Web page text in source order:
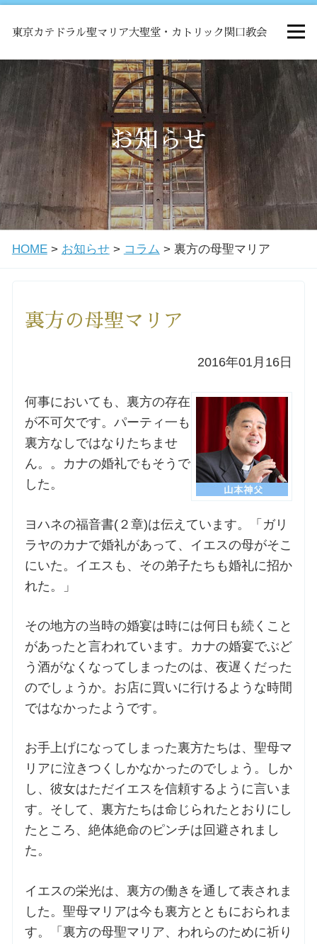
東京カテドラル聖マリア大聖堂・カトリック関口教会
HOME
ミサ
お知らせ
関口教会について
教会学校・中高生会
小池神父の講座
森田神父の講座
教区カテキスタの講座
三田助祭の講座
オルガンメディテーション
お問合せ
交通・アクセス
ご利用にあたって
交通・アクセス
お知らせ
HOME> お知らせ> コラム > 裏方の母聖マリア
裏方の母聖マリア
2016年01月16日
何事においても、裏方の存在
が不可欠です。パーティ一も
裏方なしではなりたちませ
ん。。カナの婚礼でもそうで
した。
ヨハネの福音書(２章)は伝えています。「ガリ
ラヤのカナで婚礼があって、イエスの母がそこ
にいた。イエスも、その弟子たちも婚礼に招か
れた。」
その地方の当時の婚宴は時には何日も続くこと
があったと言われています。カナの婚宴でぶど
う酒がなくなってしまったのは、夜遅くだった
のでしょうか。お店に買いに行けるような時間
ではなかったようです。
お手上げになってしまった裏方たちは、聖母マ
リアに泣きつくしかなかったのでしょう。しか
し、彼女はただイエスを信頼するように言いま
す。そして、裏方たちは命じられたとおりにし
たところ、絶体絶命のピンチは回避されまし
た。
イエスの栄光は、裏方の働きを通して表されま
した。聖母マリアは今も裏方とともにおられま
す。「裏方の母聖マリア、われらのために祈り